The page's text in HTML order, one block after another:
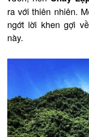
ra với thiên nhiên.
ngớt lời khen gợi
này.